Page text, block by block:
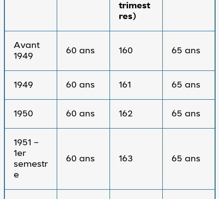
trimest
res)
Avant
1949
60 ans 160 65 ans
1949 60 ans 161 65 ans
1950 60 ans 162 65 ans
1951 –
1er
semestr
e
60 ans 163 65 ans